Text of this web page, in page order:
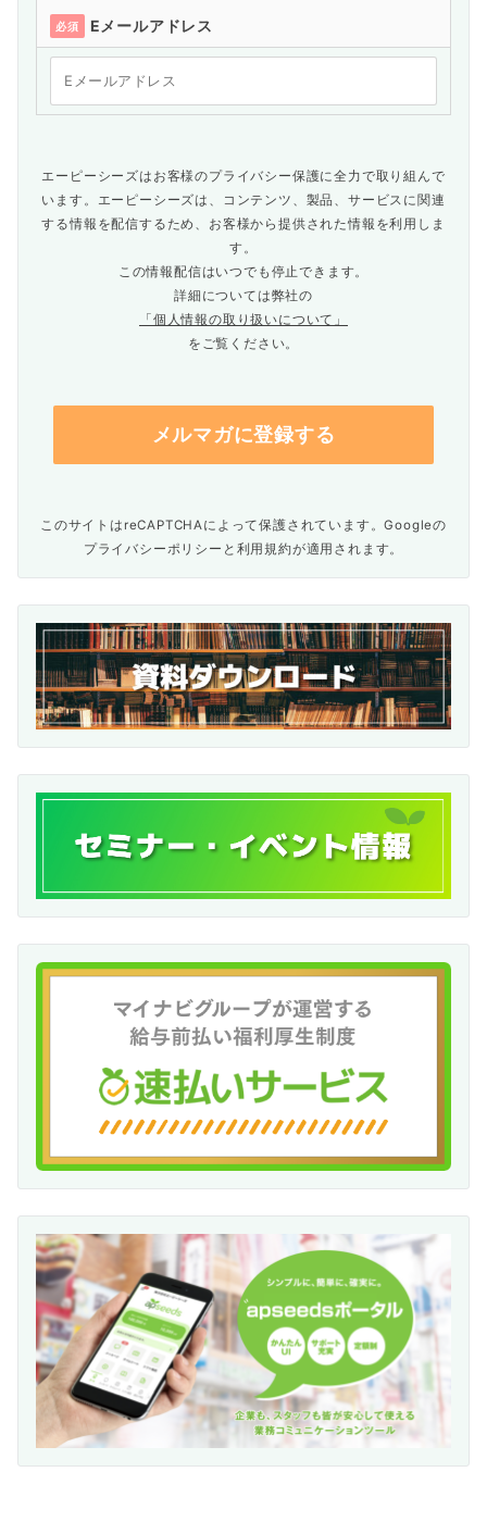
必須 Eメールアドレス
エーピーシーズはお客様のプライバシー保護に全力で取り組んで
います。エーピーシーズは、コンテンツ、製品、サービスに関連
する情報を配信するため、お客様から提供された情報を利用しま
す。
この情報配信はいつでも停止できます。
詳細については弊社の
「個人情報の取り扱いについて」
をご覧ください。
このサイトはreCAPTCHAによって保護されています。Googleの
プライバシーポリシー と 利用規約が適用されます。